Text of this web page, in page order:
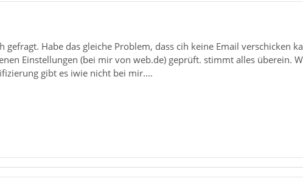
gefragt. Habe das gleiche Problem, dass cih keine Email verschicken
Einstellungen (bei mir von web.de) geprüft. stimmt alles überein.
gibt es iwie nicht bei mir....